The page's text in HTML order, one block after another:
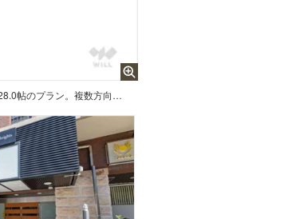
間取りは専有面積118.51平米の3LDK。LDK約28.0帖のプラン。複数方向に採光部があり、バルコニー面積は6.45平米です。